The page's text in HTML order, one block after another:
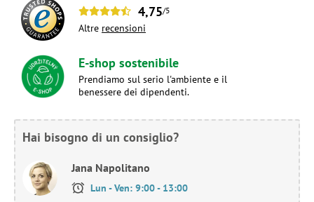
4,75/5
Altre recensioni
E-shop sostenibile
Prendiamo sul serio l'ambiente e il
benessere dei dipendenti.
Hai bisogno di un consiglio?
Jana Napolitano
Lun - Ven: 9:00 - 13:00